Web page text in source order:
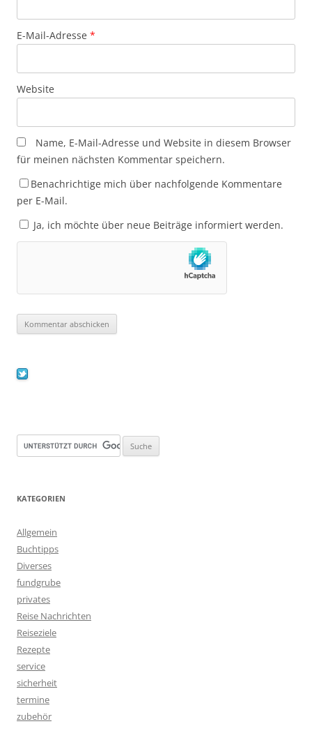
E-Mail-Adresse *
Website
Name, E-Mail-Adresse und Website in diesem Browser
für meinen nächsten Kommentar speichern.
Benachrichtige mich über nachfolgende Kommentare
per E-Mail.
Ja, ich möchte über neue Beiträge informiert werden.
KATEGORIEN
Allgemein
Buchtipps
Diverses
fundgrube
privates
Reise Nachrichten
Reiseziele
Rezepte
service
sicherheit
termine
zubehör